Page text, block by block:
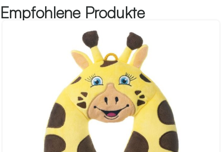
Empfohlene Produkte